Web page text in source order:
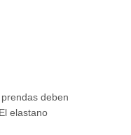
deben
elastano